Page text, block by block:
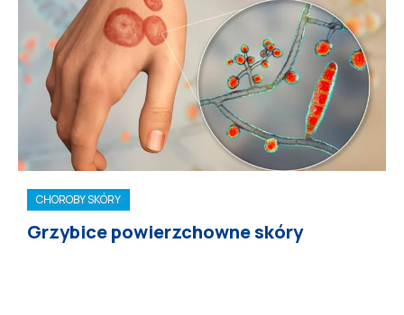
CHOROBY SKÓRY
Grzybice powierzchowne skóry